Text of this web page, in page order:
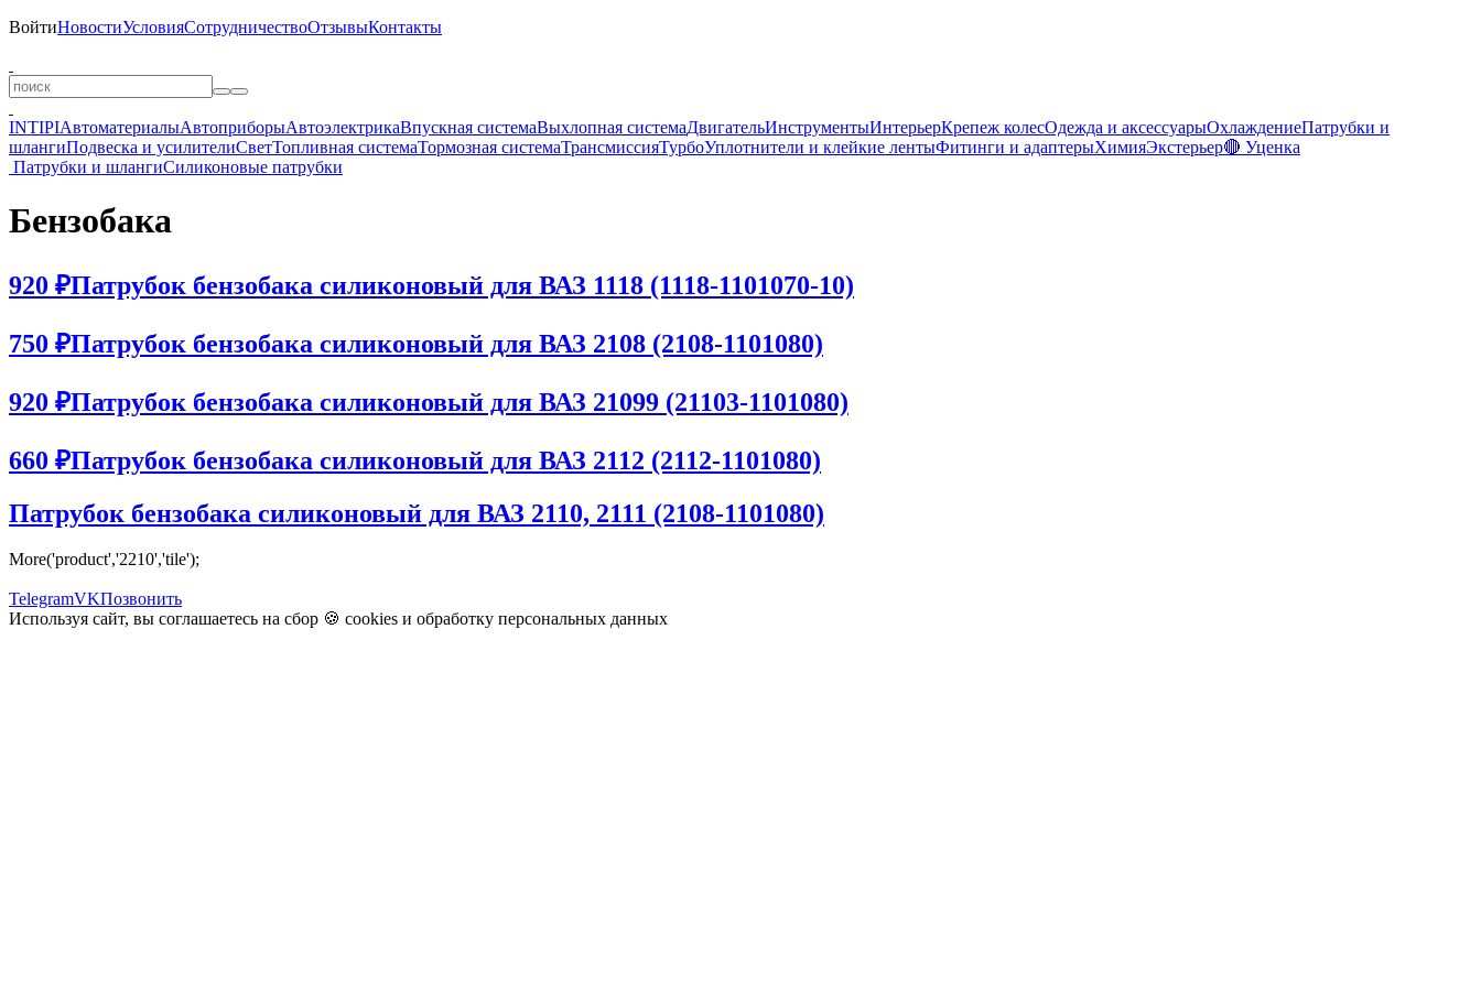
ВойтиНовостиУсловияСотрудничествоОтзывыКонтакты
INTIPIАвтоматериалыАвтоприборыАвтоэлектрикаВпускная системаВыхлопная системаДвигательИнструментыИнтерьерКрепеж колесОдежда и аксессуарыОхлаждениеПатрубки и
шлангиПодвеска и усилителиСветТопливная системаТормозная системаТрансмиссияТурбоУплотнители и клейкие лентыФитинги и адаптерыХимияЭкстерьер🔴 Уценка
Патрубки и шлангиСиликоновые патрубки
Бензобака
920 ₽Патрубок бензобака силиконовый для ВАЗ 1118 (1118-1101070-10)
750 ₽Патрубок бензобака силиконовый для ВАЗ 2108 (2108-1101080)
920 ₽Патрубок бензобака силиконовый для ВАЗ 21099 (21103-1101080)
660 ₽Патрубок бензобака силиконовый для ВАЗ 2112 (2112-1101080)
Патрубок бензобака силиконовый для ВАЗ 2110, 2111 (2108-1101080)
More('product','2210','tile');
TelegramVKПозвонить
Используя сайт, вы соглашаетесь на сбор 🍪 cookies и обработку персональных данных